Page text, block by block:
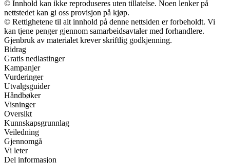
© Innhold kan ikke reproduseres uten tillatelse. Noen lenker på
nettstedet kan gi oss provisjon på kjøp.
© Rettighetene til alt innhold på denne nettsiden er forbeholdt. Vi
kan tjene penger gjennom samarbeidsavtaler med forhandlere.
Gjenbruk av materialet krever skriftlig godkjenning.
Bidrag
Gratis nedlastinger
Kampanjer
Vurderinger
Utvalgsguider
Håndbøker
Visninger
Oversikt
Kunnskapsgrunnlag
Veiledning
Gjennomgå
Vi leter
Del informasjon